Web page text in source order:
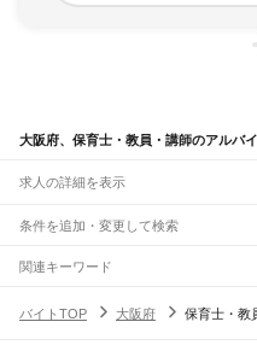
大阪府、保育士・教員・講師のアルバ
求人の詳細を表示
条件を追加・変更して検索
市区町村を追加・変更
大阪府すべて
駅を追加・変更
関連キーワード
大阪府 保育士・教員・講師 teacher
バイトTOP 大阪府 保育士・教